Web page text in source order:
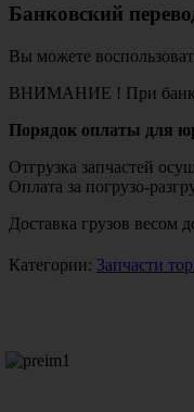
Банковский
Вы можете
ВНИМАНИЕ ! При
Порядок оплаты для
Отгрузка запчастей
Оплата за погрузо-
Доставка грузов весом
Категории: Запчасти